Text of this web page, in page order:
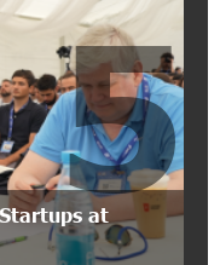
uMix 5000 Regional
AMD 5,000 per
Macau prestige
Artak Tovmasyan on
hospitality
at
5